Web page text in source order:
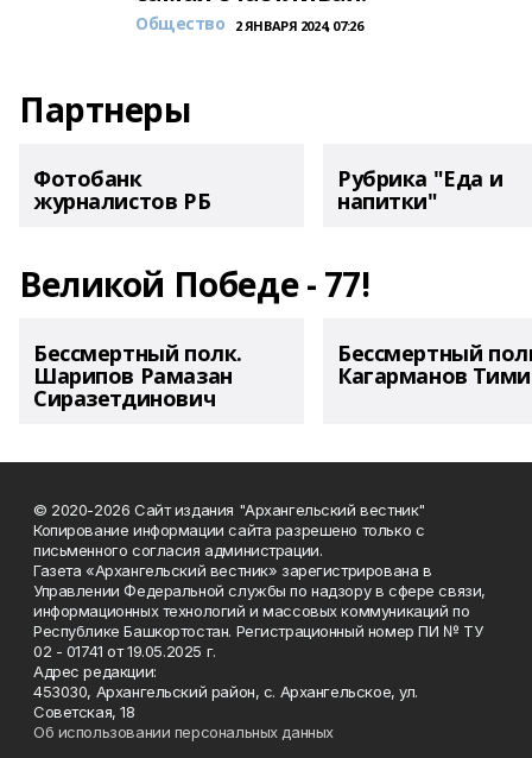
Общество 2 ЯНВАРЯ 2024, 07:26
Партнеры
Фотобанк
журналистов РБ
Рубрика "Еда и
напитки"
Великой Победе - 77!
Бессмертный полк.
Шарипов Рамазан
Сиразетдинович
Бессмертный
Кагарманов
© 2020-2026 Сайт издания "Архангельский вестник"
Копирование информации сайта разрешено только с
письменного согласия администрации.
Газета «Архангельский вестник» зарегистрирована в
Управлении Федеральной службы по надзору в сфере связи,
информационных технологий и массовых коммуникаций по
Республике Башкортостан. Регистрационный номер ПИ № ТУ
02 - 01741 от 19.05.2025 г.
Адрес редакции:
453030, Архангельский район, с. Архангельское, ул.
Советская, 18
Об использовании персональных данных